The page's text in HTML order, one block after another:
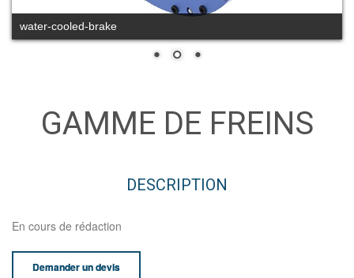
water-cooled-brake
GAMME DE FREINS
DESCRIPTION
En cours de rédaction
Demander un devis